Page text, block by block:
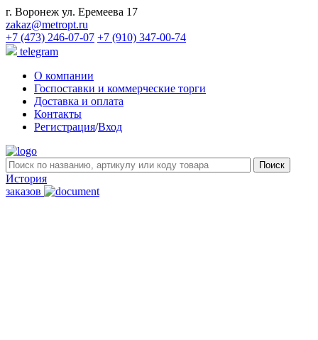
г. Воронеж ул. Еремеева 17
zakaz@metropt.ru
+7 (473) 246-07-07 +7 (910) 347-00-74
telegram
О компании
Госпоставки и коммерческие торги
Доставка и оплата
Контакты
Регистрация/Вход
История
заказов